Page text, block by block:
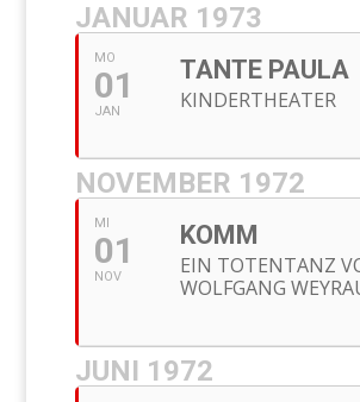
JANUAR 1973
MO
01
JAN
TANTE PAULA
KINDERTHEATER
NOVEMBER 1972
MI
01
NOV
KOMM
EIN TOTENTANZ
WOLFGANG
JUNI 1972